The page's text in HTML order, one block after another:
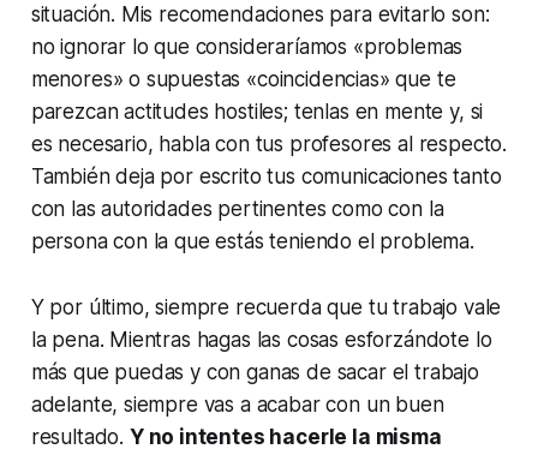
situación. Mis recomendaciones para evitarlo son:
no ignorar lo que consideraríamos «problemas
menores» o supuestas «coincidencias» que te
parezcan actitudes hostiles; tenlas en mente y, si
es necesario, habla con tus profesores al respecto.
También deja por escrito tus comunicaciones tanto
con las autoridades pertinentes como con la
persona con la que estás teniendo el problema.
Y por último, siempre recuerda que tu trabajo vale
la pena. Mientras hagas las cosas esforzándote lo
más que puedas y con ganas de sacar el trabajo
adelante, siempre vas a acabar con un buen
resultado. Y no intentes hacerle la misma